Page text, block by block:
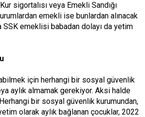
sigortalısı veya Emekli Sandığı
emekli ise bunlardan alınacak
SSK emeklisi babadan dolayı da yetim
için herhangi bir sosyal güvenlik
aylık almamak gerekiyor. Aksi halde
bir sosyal güvenlik kurumundan,
olarak aylık bağlanan çocuklar, 2022